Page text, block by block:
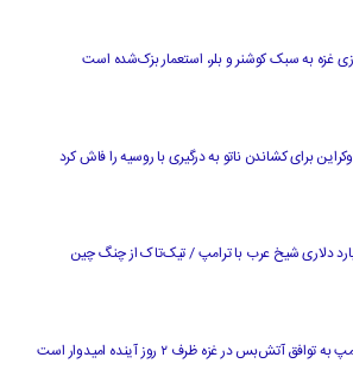
غزه به سبک کوشنر و بلر، استعمار بزک‌شده است
برای کشاندن ناتو به درگیری با روسیه را فاش کرد
۱۴ میلیارد دلاری شیخ عرب با ترامپ / تیک‌تاک از چنگ چین
آتش‌بس در غزه ظرف ۲ روز آینده امیدوار است